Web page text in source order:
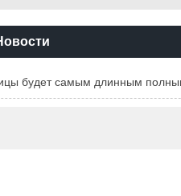
будет самым длинным